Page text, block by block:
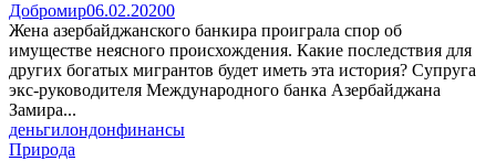
Добромир06.02.20200
Жена азербайджанского банкира проиграла спор об
имуществе неясного происхождения. Какие последствия для
других богатых мигрантов будет иметь эта история? Супруга
экс-руководителя Международного банка Азербайджана
Замира...
деньгилондонфинансы
Природа